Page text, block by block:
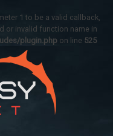
1 to be a valid callback,
or invalid function name in
plugin.php on line 525